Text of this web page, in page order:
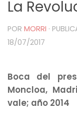
La
POR MORRI ·
18/07/2017
Boca del
Moncloa,
vale; año 2014